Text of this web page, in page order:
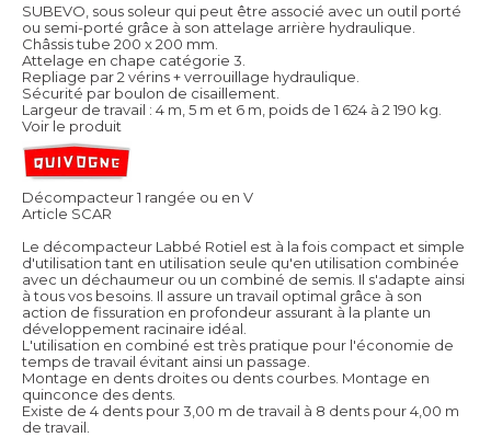
SUBEVO, sous soleur qui peut être associé avec un outil porté
ou semi-porté grâce à son attelage arrière hydraulique.
Châssis tube 200 x 200 mm.
Attelage en chape catégorie 3.
Repliage par 2 vérins + verrouillage hydraulique.
Sécurité par boulon de cisaillement.
Largeur de travail : 4 m, 5 m et 6 m, poids de 1 624 à 2 190 kg.
Voir le produit
Décompacteur 1 rangée ou en V
Article SCAR
Le décompacteur Labbé Rotiel est à la fois compact et simple
d'utilisation tant en utilisation seule qu'en utilisation combinée
avec un déchaumeur ou un combiné de semis. Il s'adapte ainsi
à tous vos besoins. Il assure un travail optimal grâce à son
action de fissuration en profondeur assurant à la plante un
développement racinaire idéal.
L'utilisation en combiné est très pratique pour l'économie de
temps de travail évitant ainsi un passage.
Montage en dents droites ou dents courbes. Montage en
quinconce des dents.
Existe de 4 dents pour 3,00 m de travail à 8 dents pour 4,00 m
de travail.